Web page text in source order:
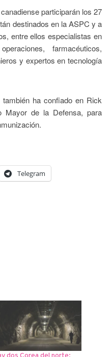
participarán los 27
destinados en la ASPC y a
entre ellos especialistas en
farmacéuticos,
y expertos en tecnología
ha confiado en Rick
Mayor de la Defensa, para
Telegram